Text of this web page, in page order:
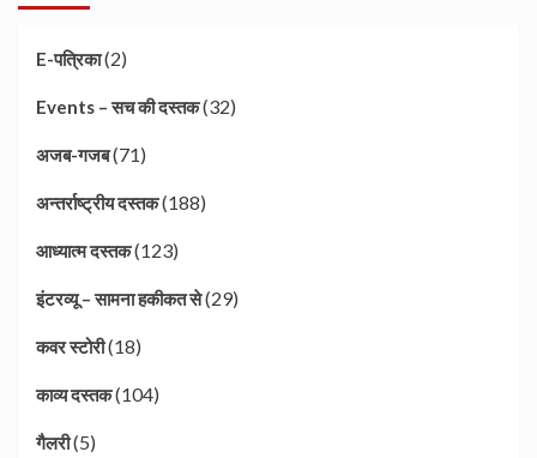
E-पत्रिका(2)
Events – सच की दस्तक(32)
अजब-गजब(71)
अन्तर्राष्ट्रीय दस्तक(188)
आध्यात्म दस्तक(123)
इंटरव्यू – सामना हकीकत से(29)
कवर स्टोरी(18)
काव्य दस्तक(104)
गैलरी(5)